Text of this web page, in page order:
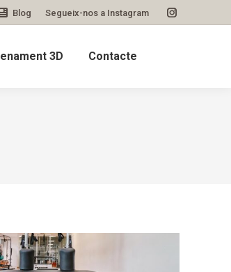
Blog Segueix-nos a Instagram
Instagram
3D Contacte